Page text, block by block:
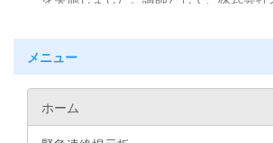
さったお客様、温かく応援してくださっ
する心構えと接客マナー」をテーマに
おける挨拶・言葉遣い・身だしなみとい
客様への接し方の心構えまで、わかり
きました。さらに実技を交えた内容で
お辞儀の角度や声の出し方を練習。最初
していた生徒も、繰り返す中で少しず
メニュー
ホーム